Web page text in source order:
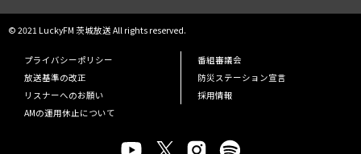
© 2021 LuckyFM 茨城放送 All rights reserved.
プライバシーポリシー
番組審議会
放送基準の改正
防災ステーション宣言
リスナーへのお願い
採用情報
AMの運用休止について